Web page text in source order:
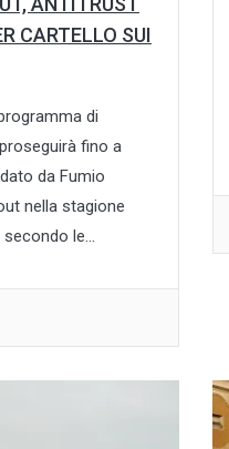
CARTELLO SUI
di
fino a
da Fumio
nella stagione
le...